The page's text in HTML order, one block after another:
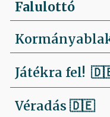
Falulottó
Játékra fel!
Véradás🇩🇪